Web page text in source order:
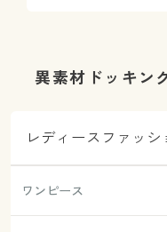
異素材ドッキン
レディースファッシ
ワンピース